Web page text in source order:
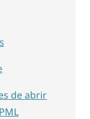
de abrir